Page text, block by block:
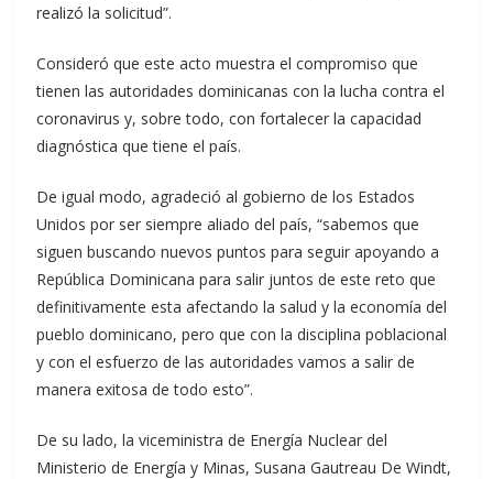
realizó la solicitud”.
Consideró que este acto muestra el compromiso que
tienen las autoridades dominicanas con la lucha contra el
coronavirus y, sobre todo, con fortalecer la capacidad
diagnóstica que tiene el país.
De igual modo, agradeció al gobierno de los Estados
Unidos por ser siempre aliado del país, “sabemos que
siguen buscando nuevos puntos para seguir apoyando a
República Dominicana para salir juntos de este reto que
definitivamente esta afectando la salud y la economía del
pueblo dominicano, pero que con la disciplina poblacional
y con el esfuerzo de las autoridades vamos a salir de
manera exitosa de todo esto”.
De su lado, la viceministra de Energía Nuclear del
Ministerio de Energía y Minas, Susana Gautreau De Windt,